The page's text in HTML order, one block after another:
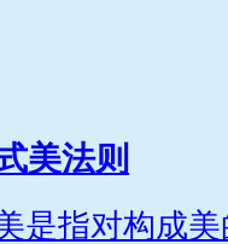
美法则
是指对构成